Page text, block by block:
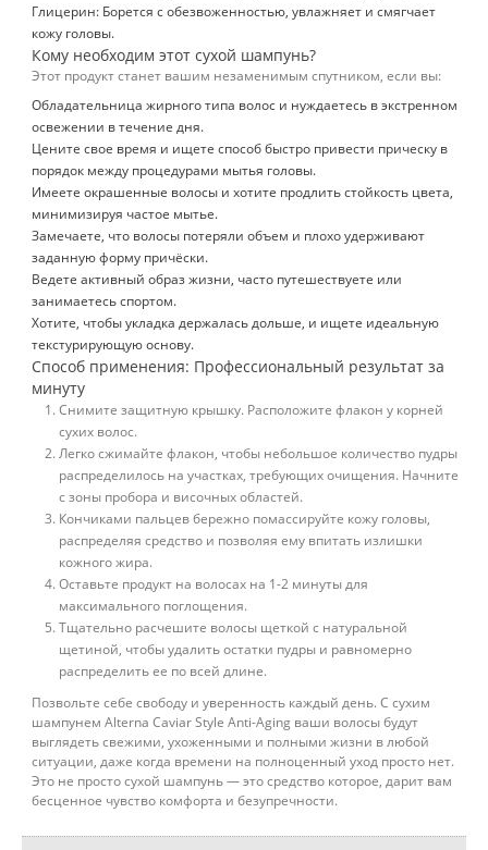
Глицерин: Борется с обезвоженностью, увлажняет и смягчает
кожу головы.
Кому необходим этот сухой шампунь?
Этот продукт станет вашим незаменимым спутником, если вы:
Обладательница жирного типа волос и нуждаетесь в экстренном
освежении в течение дня.
Цените свое время и ищете способ быстро привести прическу в
порядок между процедурами мытья головы.
Имеете окрашенные волосы и хотите продлить стойкость цвета,
минимизируя частое мытье.
Замечаете, что волосы потеряли объем и плохо удерживают
заданную форму причёски.
Ведете активный образ жизни, часто путешествуете или
занимаетесь спортом.
Хотите, чтобы укладка держалась дольше, и ищете идеальную
текстурирующую основу.
Способ применения: Профессиональный результат за
минуту
Снимите защитную крышку. Расположите флакон у корней
сухих волос.
Легко сжимайте флакон, чтобы небольшое количество пудры
распределилось на участках, требующих очищения. Начните
с зоны пробора и височных областей.
Кончиками пальцев бережно помассируйте кожу головы,
распределяя средство и позволяя ему впитать излишки
кожного жира.
Оставьте продукт на волосах на 1-2 минуты для
максимального поглощения.
Тщательно расчешите волосы щеткой с натуральной
щетиной, чтобы удалить остатки пудры и равномерно
распределить ее по всей длине.
Позвольте себе свободу и уверенность каждый день. С сухим
шампунем Alterna Caviar Style Anti-Aging ваши волосы будут
выглядеть свежими, ухоженными и полными жизни в любой
ситуации, даже когда времени на полноценный уход просто нет.
Это не просто сухой шампунь — это средство которое, дарит вам
бесценное чувство комфорта и безупречности.